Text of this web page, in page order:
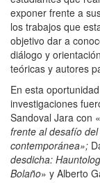
exponer frente a
los trabajos que
objetivo dar a
diálogo y
teóricas y autores
En esta
investigaciones
Sandoval Jara con «
frente al desafío
contemporánea»;
desdicha:
Bolaño» y Alberto